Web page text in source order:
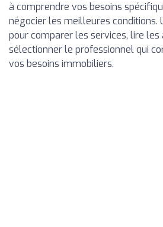
à comprendre vos besoins
négocier les meilleures conditions.
pour comparer les services, lire
sélectionner le professionnel qui
vos besoins immobiliers.